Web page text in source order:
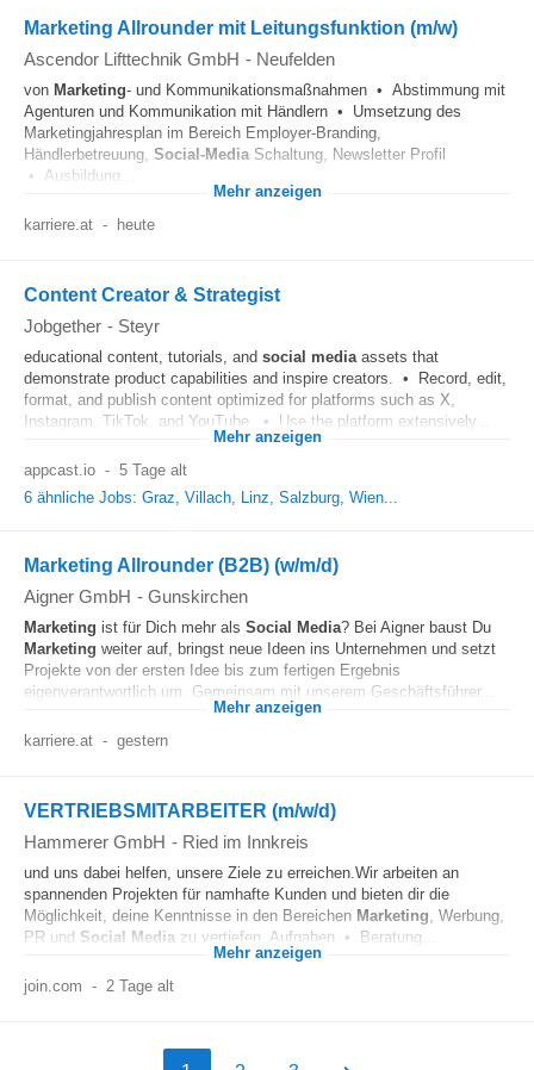
Marketing Allrounder mit Leitungsfunktion (m/w)
Ascendor Lifttechnik GmbH - Neufelden
von Marketing- und Kommunikationsmaßnahmen • Abstimmung mit
Agenturen und Kommunikation mit Händlern • Umsetzung des
Marketingjahresplan im Bereich Employer-Branding,
Händlerbetreuung, Social-Media Schaltung, Newsletter Profil
• Ausbildung...
Mehr anzeigen
karriere.at - heute
Content Creator & Strategist
Jobgether - Steyr
educational content, tutorials, and social mediaassets that
demonstrate product capabilities and inspire creators. • Record, edit,
format, and publish content optimized for platforms such as X,
Instagram, TikTok, and YouTube. • Use the platform extensively...
Mehr anzeigen
appcast.io - 5 Tage alt
6 ähnliche Jobs: Graz, Villach, Linz, Salzburg, Wien...
Marketing Allrounder (B2B) (w/m/d)
Aigner GmbH - Gunskirchen
Marketing ist für Dich mehr als Social Media? Bei Aigner baust Du
Marketing weiter auf, bringst neue Ideen ins Unternehmen und setzt
Projekte von der ersten Idee bis zum fertigen Ergebnis
eigenverantwortlich um. Gemeinsam mit unserem Geschäftsführer...
Mehr anzeigen
karriere.at - gestern
VERTRIEBSMITARBEITER (m/w/d)
Hammerer GmbH - Ried im Innkreis
und uns dabei helfen, unsere Ziele zu erreichen.Wir arbeiten an
spannenden Projekten für namhafte Kunden und bieten dir die
Möglichkeit, deine Kenntnisse in den Bereichen Marketing, Werbung,
PR und Social Media zu vertiefen. Aufgaben • Beratung...
Mehr anzeigen
join.com - 2 Tage alt